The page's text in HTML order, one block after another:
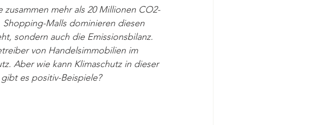
mehr als 20 Millionen CO2-
Malls dominieren diesen
sondern auch die Emissionsbilanz.
von Handelsimmobilien im
Aber wie kann Klimaschutz in dieser
es positiv-Beispiele?